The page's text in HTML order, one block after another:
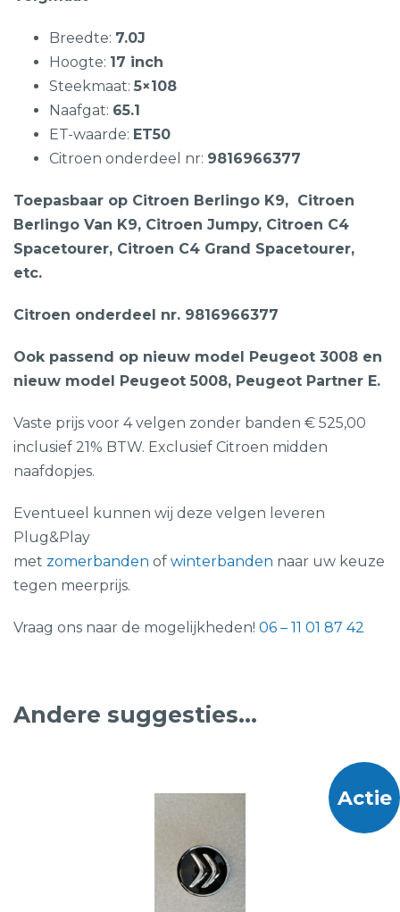
Breedte: 7.0J
Hoogte: 17 inch
Steekmaat: 5×108
Naafgat: 65.1
ET-waarde: ET50
Citroen onderdeel nr: 9816966377
Toepasbaar op Citroen Berlingo K9, Citroen
Berlingo Van K9, Citroen Jumpy, Citroen C4
Spacetourer, Citroen C4 Grand Spacetourer,
etc.
Citroen onderdeel nr. 9816966377
Ook passend op nieuw model Peugeot 3008 en
nieuw model Peugeot 5008, Peugeot Partner E.
Vaste prijs voor 4 velgen zonder banden € 525,00
inclusief 21% BTW. Exclusief Citroen midden
naafdopjes.
Eventueel kunnen wij deze velgen leveren
Plug&Play
met zomerbanden of winterbanden naar uw keuze
tegen meerprijs.
Vraag ons naar de mogelijkheden! 06 – 11 01 87 42
Andere suggesties…
Actie